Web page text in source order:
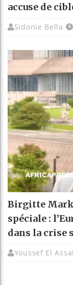
accuse de
Sidonie Bella
Birgitte
spéciale :
dans la crise
Youssef El Assal